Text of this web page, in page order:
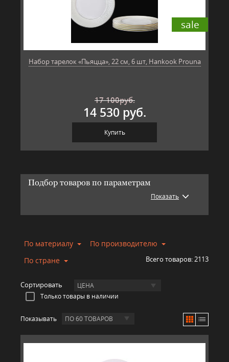
sale
Набор тарелок «Пьяцца», 22 см, 6 шт, Hankook Prouna
17 100руб.
14 530 руб.
Купить
Подбор товаров по параметрам
Показать
По материалу
По производителю
По стране
Всего товаров:2113
Сортировать ЦЕНА
Только товары в наличии
Показывать ПО 60 ТОВАРОВ